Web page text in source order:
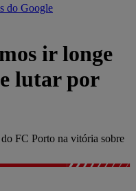
do Google
ir longe
lutar por
FC Porto na vitória sobre